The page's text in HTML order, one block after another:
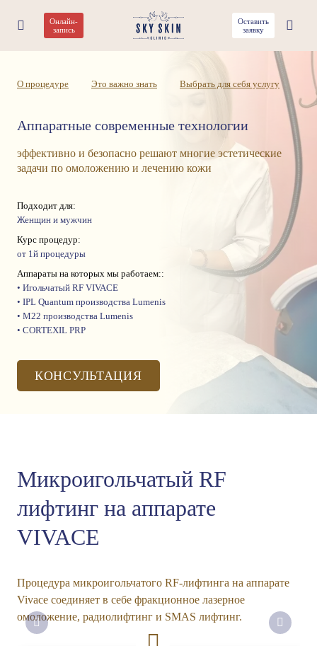
Онлайн-
запись
Оставить
заявку
Аппаратная косметология
О процедуре Это важно знать Выбрать для себя услугу
Аппаратные современные технологии
эффективно и безопасно решают многие эстетические
задачи по омоложению и лечению кожи
Подходит для:
Женщин и мужчин
Курс процедур:
от 1й процедуры
Аппараты на которых мы работаем::
• Игольчатый RF VIVACE
• IPL Quantum производства Lumenis
• M22 производства Lumenis
• CORTEXIL PRP
КОНСУЛЬТАЦИЯ
Микроигольчатый RF
лифтинг на аппарате
VIVACE
Процедура микроигольчатого RF-лифтинга на аппарате
Vivace соединяет в себе фракционное лазерное
омоложение, радиолифтинг и SMAS лифтинг.